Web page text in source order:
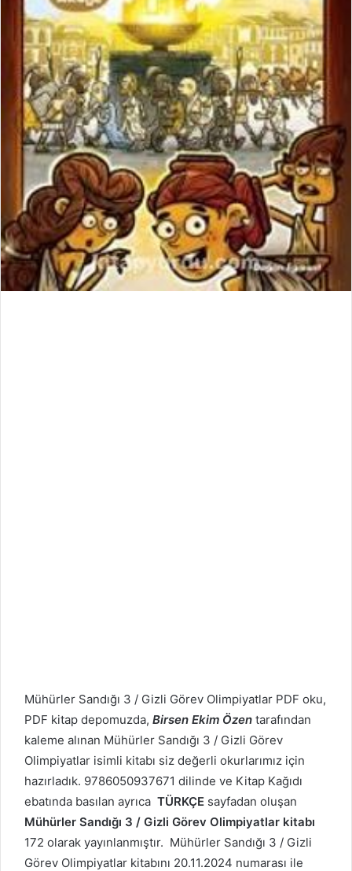
Mühürler Sandığı 3 / Gizli Görev Olimpiyatlar PDF oku,
PDF kitap depomuzda, Birsen Ekim Özen tarafından
kaleme alınan Mühürler Sandığı 3 / Gizli Görev
Olimpiyatlar isimli kitabı siz değerli okurlarımız için
hazırladık. 9786050937671 dilinde ve Kitap Kağıdı
ebatında basılan ayrıca TÜRKÇE sayfadan oluşan
Mühürler Sandığı 3 / Gizli Görev Olimpiyatlar kitabı
172 olarak yayınlanmıştır. Mühürler Sandığı 3 / Gizli
Görev Olimpiyatlar kitabını 20.11.2024 numarası ile